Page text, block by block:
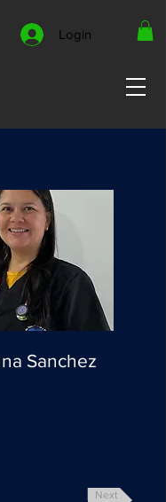
Login
Sanchez
Next